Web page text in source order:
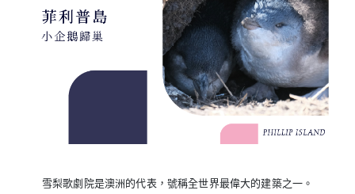
雪梨歌劇院是澳洲的代表，號稱全世界最偉大的建築之一。